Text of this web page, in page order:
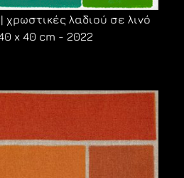
λαδιού σε λινό
x 40 cm - 2022